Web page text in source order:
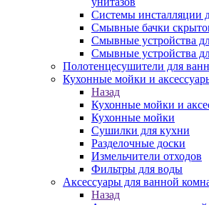
Системы инсталляции
Смывные бачки
Смывные устройства
Смывные устройства
Полотенцесушители для
Кухонные мойки и
Назад
Кухонные мойки и
Кухонные мойки
Сушилки для кухни
Разделочные доски
Измельчители отходов
Фильтры для воды
Аксессуары для ванной
Назад